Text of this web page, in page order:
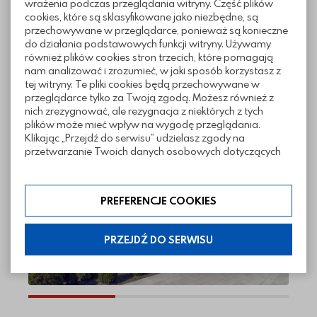
wrażenia podczas przeglądania witryny. Część plików
cookies, które są sklasyfikowane jako niezbędne, są
przechowywane w przeglądarce, ponieważ są konieczne
do działania podstawowych funkcji witryny. Używamy
również plików cookies stron trzecich, które pomagają
nam analizować i zrozumieć, w jaki sposób korzystasz z
tej witryny. Te pliki cookies będą przechowywane w
przeglądarce tylko za Twoją zgodą. Możesz również z
nich zrezygnować, ale rezygnacja z niektórych z tych
plików może mieć wpływ na wygodę przeglądania.
Klikając „Przejdź do serwisu” udzielasz zgody na
przetwarzanie Twoich danych osobowych dotyczących
zakres klikając w „Preferencje cookies”. W każdej chwili
możesz modyfikować udzielone zgody w zakładce:
informacje i regulaminy — ustawienia cookies.
PREFERENCJE COOKIES
PRZEJDŹ DO SERWISU
Sposoby ułożenia
Pliki do pobrania
Realizacje z wykorzystaniem kostki
Aprilia